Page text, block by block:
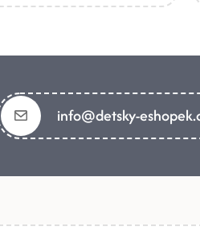
info@detsky-